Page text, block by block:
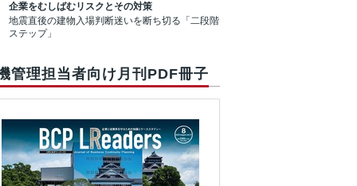
企業をむしばむリスクとその対策
地震直後の建物入場判断迷いを断ち切る「二段階
ステップ」
管理担当者向け月刊PDF冊子